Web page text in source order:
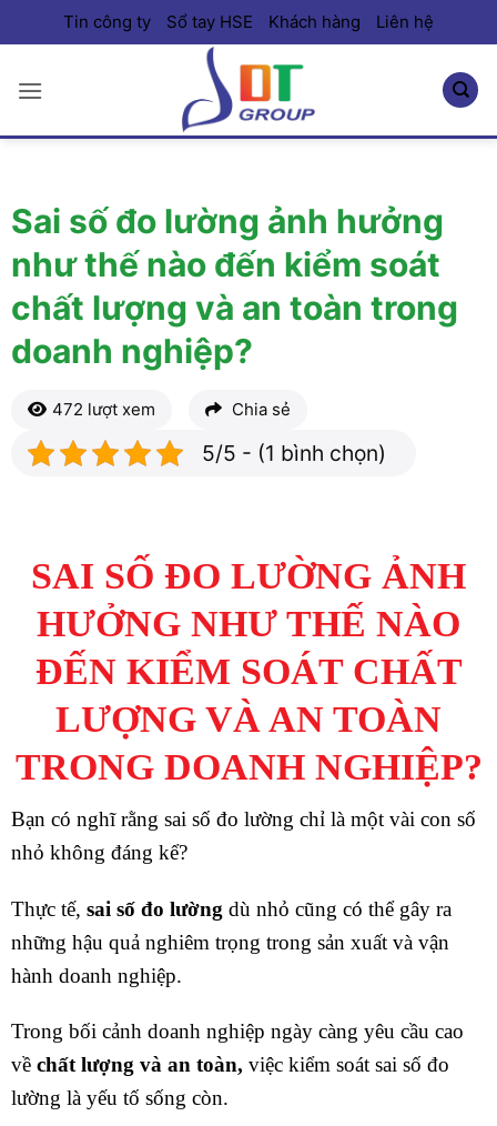
qua
dung
Tin công ty Sổ tay HSE Khách hàng Liên hệ
Sai số đo lường ảnh hưởng
như thế nào đến kiểm soát
chất lượng và an toàn trong
doanh nghiệp?
472 lượt xem Chia sẻ
5/5 - (1 bình chọn)
SAI SỐ ĐO LƯỜNG ẢNH
HƯỞNG NHƯ THẾ NÀO
ĐẾN KIỂM SOÁT CHẤT
LƯỢNG VÀ AN TOÀN
TRONG DOANH NGHIỆP?
Bạn có nghĩ rằng sai số đo lường chỉ là một vài con số
nhỏ không đáng kể?
Thực tế, sai số đo lường dù nhỏ cũng có thể gây ra
những hậu quả nghiêm trọng trong sản xuất và vận
hành doanh nghiệp.
Trong bối cảnh doanh nghiệp ngày càng yêu cầu cao
về chất lượng và an toàn, việc kiểm soát sai số đo
lường là yếu tố sống còn.